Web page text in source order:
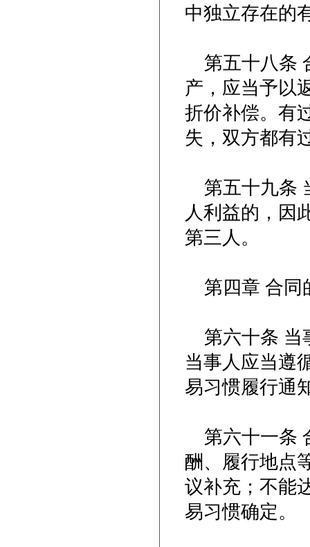
中独立存在的
第五十八条
产，应当予以
折价补偿。有
失，双方都有
第五十九条
人利益的，因
第三人。
第四章 合同
第六十条 当
当事人应当遵
易习惯履行通
第六十一条
酬、履行地点
议补充；不能
易习惯确定。